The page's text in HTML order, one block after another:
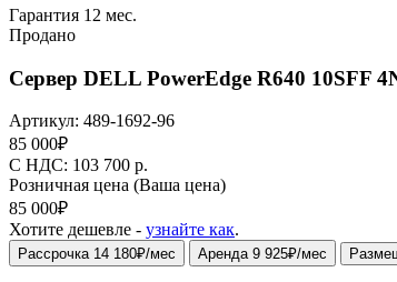
Гарантия 12 мес.
Продано
Сервер DELL PowerEdge R640 10SFF
Артикул: 489-1692-96
85 000₽
C НДС: 103 700 р.
Розничная цена (Ваша цена)
85 000₽
Хотите дешевле - узнайте как.
Рассрочка 14 180₽/мес Аренда 9 925₽/мес